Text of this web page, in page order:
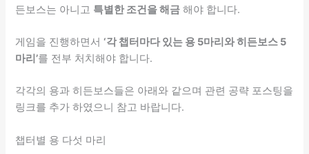
든보스는 아니고 특별한 조건을 해금 해야 합니다.
게임을 진행하면서 ‘각 챕터마다 있는 용 5마리와 히든보스 5
마리’를 전부 처치해야 합니다.
각각의 용과 히든보스들은 아래와 같으며 관련 공략 포스팅을
링크를 추가 하였으니 참고 바랍니다.
챕터별 용 다섯 마리